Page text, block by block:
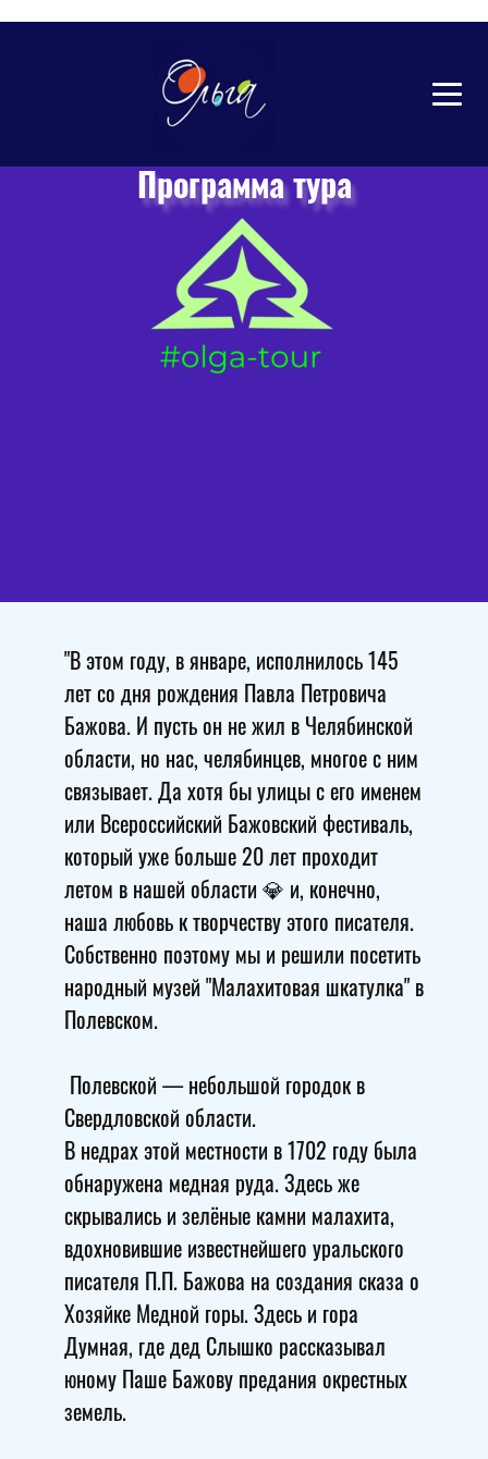
Тур на
Полевской
Программа тура
"В этом году, в январе, исполнилось 145
лет со дня рождения Павла Петровича
Бажова. И пусть он не жил в Челябинской
области, но нас, челябинцев, многое с ним
связывает. Да хотя бы улицы с его именем
или Всероссийский Бажовский фестиваль,
который уже больше 20 лет проходит
летом в нашей области 💎 и, конечно,
наша любовь к творчеству этого писателя.
Собственно поэтому мы и решили посетить
народный музей "Малахитовая шкатулка" в
Полевском.
Полевской — небольшой городок в
Свердловской области.
В недрах этой местности в 1702 году была
обнаружена медная руда. Здесь же
скрывались и зелёные камни малахита,
вдохновившие известнейшего уральского
писателя П.П. Бажова на создания сказа о
Хозяйке Медной горы. Здесь и гора
Думная, где дед Слышко рассказывал
юному Паше Бажову предания окрестных
земель.